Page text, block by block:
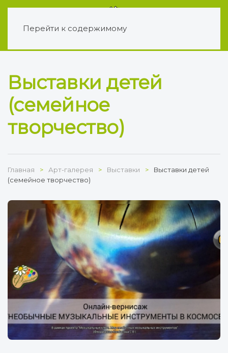
Перейти к содержимому
Выставки детей
(семейное
творчество)
Главная Арт-галерея Выставки
Выставки детей
(семейное творчество)